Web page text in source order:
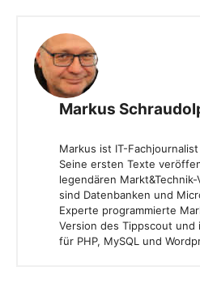
Markus
Markus ist IT-
Seine ersten Texte
legendären
sind Datenbanken und
Experte programmierte
Version des Tippscout
für PHP, MySQL und